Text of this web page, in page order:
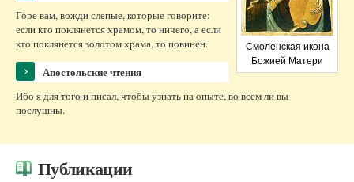
Смоленская икона
Божией Матери
Горе вам, вожди слепые, которые говорите:
если кто поклянется храмом, то ничего, а если
кто поклянется золотом храма, то повинен.
› Апостольские чтения
Ибо я для того и писал, чтобы узнать на опыте, во всем ли вы
послушны.
Публикации